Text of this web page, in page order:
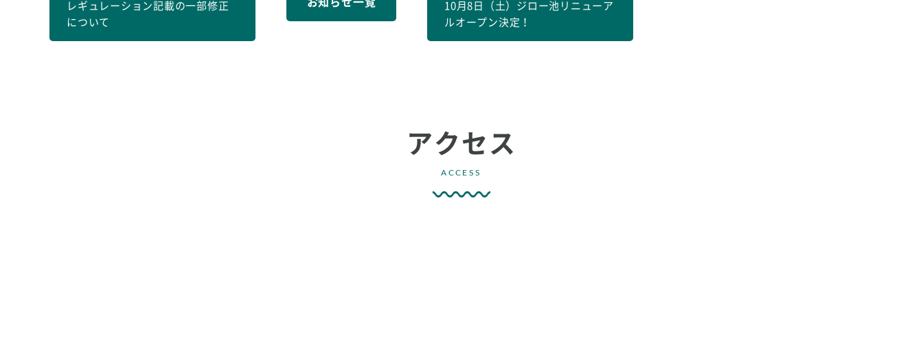
レギュレーション記載の一部修正
について
10月8日（土）ジロー池リニューア
ルオープン決定！
アクセス
ACCESS